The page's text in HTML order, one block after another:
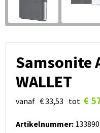
Samsonite
WALLET
vanaf € 33,53 tot €
Artikelnummer: